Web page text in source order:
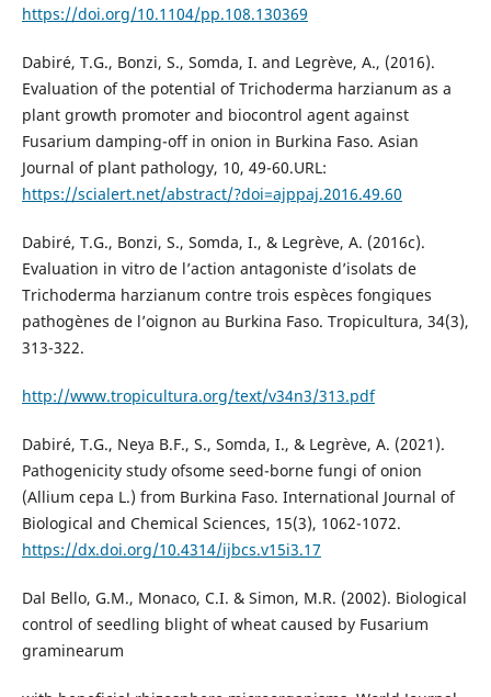
https://doi.org/10.1104/pp.108.130369
Dabiré, T.G., Bonzi, S., Somda, I. and Legrève, A., (2016).
Evaluation of the potential of Trichoderma harzianum as a
plant growth promoter and biocontrol agent against
Fusarium damping-off in onion in Burkina Faso. Asian
Journal of plant pathology, 10, 49-60.URL:
https://scialert.net/abstract/?doi=ajppaj.2016.49.60
Dabiré, T.G., Bonzi, S., Somda, I., & Legrève, A. (2016c).
Evaluation in vitro de l’action antagoniste d’isolats de
Trichoderma harzianum contre trois espèces fongiques
pathogènes de l’oignon au Burkina Faso. Tropicultura, 34(3),
313-322.
http://www.tropicultura.org/text/v34n3/313.pdf
Dabiré, T.G., Neya B.F., S., Somda, I., & Legrève, A. (2021).
Pathogenicity study ofsome seed-borne fungi of onion
(Allium cepa L.) from Burkina Faso. International Journal of
Biological and Chemical Sciences, 15(3), 1062-1072.
https://dx.doi.org/10.4314/ijbcs.v15i3.17
Dal Bello, G.M., Monaco, C.I. & Simon, M.R. (2002). Biological
control of seedling blight of wheat caused by Fusarium
graminearum